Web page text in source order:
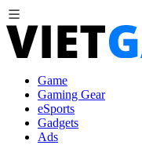
Game
Gaming Gear
eSports
Gadgets
Ads